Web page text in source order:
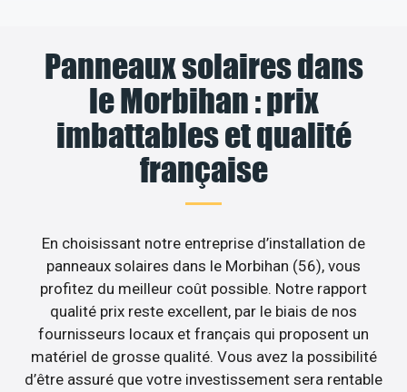
Panneaux solaires dans
le Morbihan : prix
imbattables et qualité
française
En choisissant notre entreprise d’installation de
panneaux solaires dans le Morbihan (56), vous
profitez du meilleur coût possible. Notre rapport
qualité prix reste excellent, par le biais de nos
fournisseurs locaux et français qui proposent un
matériel de grosse qualité. Vous avez la possibilité
d’être assuré que votre investissement sera rentable